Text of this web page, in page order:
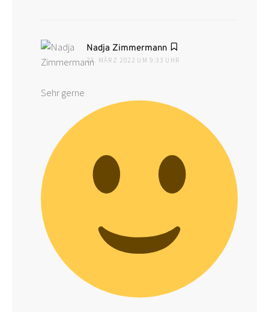
Nadja Zimmermann
23. MÄRZ 2022 UM 9:33 UHR
Sehr gerne